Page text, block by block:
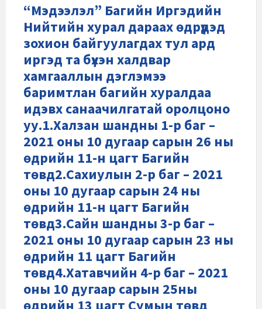
“Мэдээлэл” Багийн Иргэдийн
Нийтийн хурал дараах өдрүүдэд
зохион байгуулагдах тул ард
иргэд та бүхэн халдвар
хамгааллын дэглэмээ
баримтлан багийн хуралдаа
идэвх санаачилгатай оролцоно
уу.1.Халзан шандны 1-р баг –
2021 оны 10 дугаар сарын 26 ны
өдрийн 11-н цагт Багийн
төвд2.Сахиулын 2-р баг – 2021
оны 10 дугаар сарын 24 ны
өдрийн 11-н цагт Багийн
төвд3.Сайн шандны 3-р баг –
2021 оны 10 дугаар сарын 23 ны
өдрийн 11 цагт Багийн
төвд4.Хатавчийн 4-р баг – 2021
оны 10 дугаар сарын 25ны
өдрийн 13 цагт Сумын төвд